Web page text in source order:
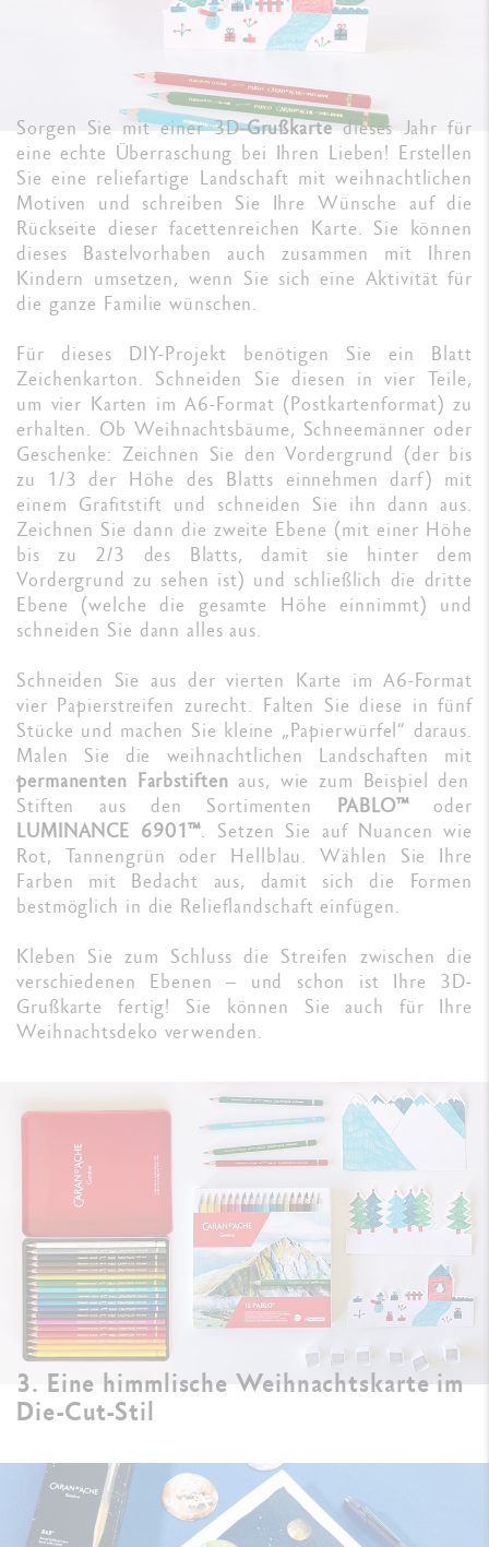
Sorgen Sie mit einer 3D-Grußkartedieses Jahr für
eine echte Überraschung bei Ihren Lieben! Erstellen
Sie eine reliefartige Landschaft mit weihnachtlichen
Motiven und schreiben Sie Ihre Wünsche auf die
Rückseite dieser facettenreichen Karte. Sie können
dieses Bastelvorhaben auch zusammen mit Ihren
Kindern umsetzen, wenn Sie sich eine Aktivität für
die ganze Familie wünschen.
Für dieses DIY-Projekt benötigen Sie ein Blatt
Zeichenkarton. Schneiden Sie diesen in vier Teile,
um vier Karten im A6-Format (Postkartenformat) zu
erhalten. Ob Weihnachtsbäume, Schneemänner oder
Geschenke: Zeichnen Sie den Vordergrund (der bis
zu 1/3 der Höhe des Blatts einnehmen darf) mit
einem Grafitstift und schneiden Sie ihn dann aus.
Zeichnen Sie dann die zweite Ebene (mit einer Höhe
bis zu 2/3 des Blatts, damit sie hinter dem
Vordergrund zu sehen ist) und schließlich die dritte
Ebene (welche die gesamte Höhe einnimmt) und
schneiden Sie dann alles aus.
Schneiden Sie aus der vierten Karte im A6-Format
vier Papierstreifen zurecht. Falten Sie diese in fünf
Stücke und machen Sie kleine „Papierwürfel“ daraus.
Malen Sie die weihnachtlichen Landschaften mit
permanenten Farbstiften aus, wie zum Beispiel den
Stiften aus den Sortimenten PABLO™oder
LUMINANCE 6901™. Setzen Sie auf Nuancen wie
Rot, Tannengrün oder Hellblau. Wählen Sie Ihre
Farben mit Bedacht aus, damit sich die Formen
bestmöglich in die Relieflandschaft einfügen.
Kleben Sie zum Schluss die Streifen zwischen die
verschiedenen Ebenen – und schon ist Ihre 3D-
Grußkarte fertig! Sie können Sie auch für Ihre
Weihnachtsdeko verwenden.
3. Eine himmlische Weihnachtskarte im
Die-Cut-Stil